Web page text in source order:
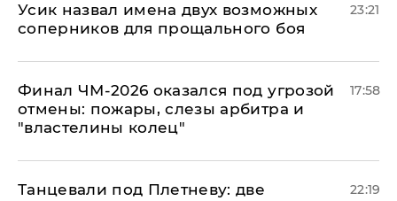
Усик назвал имена двух возможных
соперников для прощального боя
23:21
Финал ЧМ-2026 оказался под угрозой
отмены: пожары, слезы арбитра и
"властелины колец"
17:58
Танцевали под Плетневу: две
22:19